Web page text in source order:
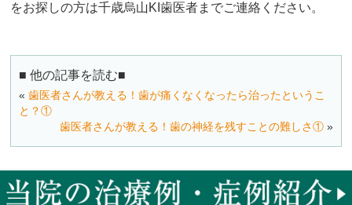
をお探しの方は千歳烏山KI歯医者までご連絡ください。
■ 他の記事を読む■
«歯医者さんが教える！歯が痛くなくなったら治ったというこ
と？①
歯医者さんが教える！歯の神経を残すことの難しさ①»